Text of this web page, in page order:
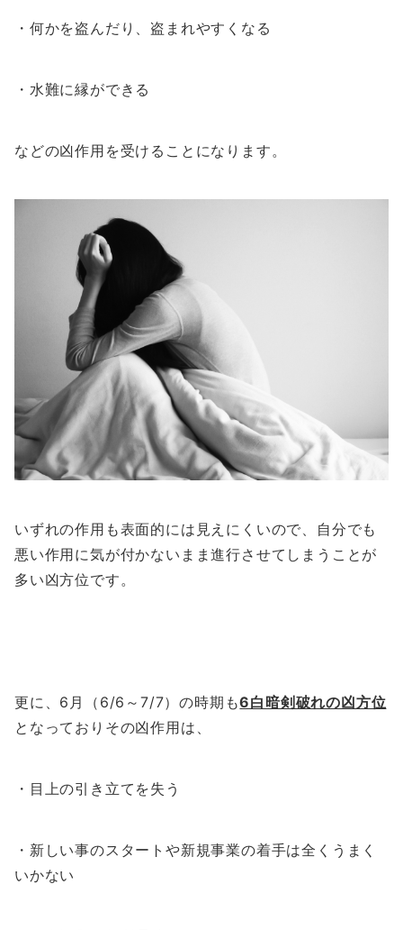
・何かを盗んだり、盗まれやすくなる
・水難に縁ができる
などの凶作用を受けることになります。
いずれの作用も表面的には見えにくいので、自分でも
悪い作用に気が付かないまま進行させてしまうことが
多い凶方位です。
更に、6月（6/6～7/7）の時期も6白暗剣破れの凶方位
となっておりその凶作用は、
・目上の引き立てを失う
・新しい事のスタートや新規事業の着手は全くうまく
いかない